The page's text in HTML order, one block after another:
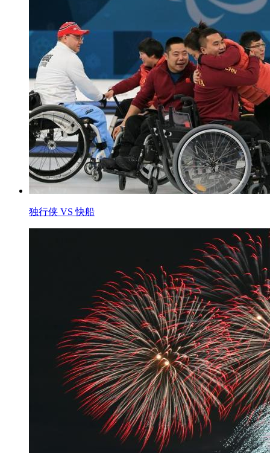
独行侠 VS 快船